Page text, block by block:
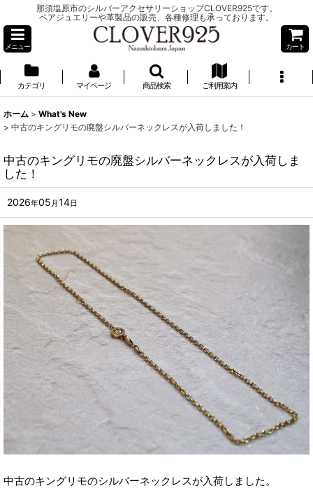
那須塩原市のシルバーアクセサリーショップCLOVER925です。
ペアジュエリーや革製品の販売、各種修理も承っております。
メニュー カート
カテゴリ マイページ 商品検索 ご利用案内
ホーム > What's New
> 中古のキングリモの廃盤シルバーネックレスが入荷しました！
中古のキングリモの廃盤シルバーネックレスが入荷しま
した！
2026年05 月14日
中古のキングリモのシルバーネックレスが入荷しました。